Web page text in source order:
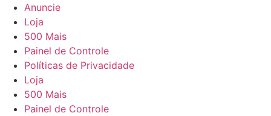
Anuncie
Loja
500 Mais
Painel de Controle
Políticas de Privacidade
Loja
500 Mais
Painel de Controle